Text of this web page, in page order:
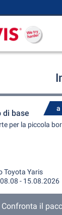
a
di base
per la piccola
Toyota Yaris
- 15.08.2026
Confronta il